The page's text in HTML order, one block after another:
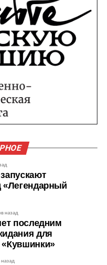
«Легендарный
назад
последним
для
назад